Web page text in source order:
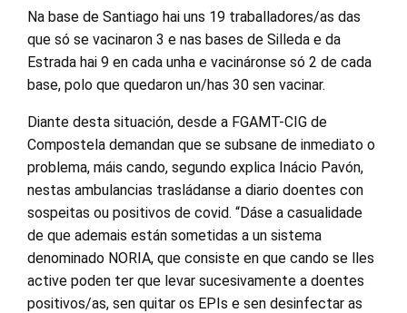
Na base de Santiago hai uns 19 traballadores/as das
que só se vacinaron 3 e nas bases de Silleda e da
Estrada hai 9 en cada unha e vacináronse só 2 de cada
base, polo que quedaron un/has 30 sen vacinar.
Diante desta situación, desde a FGAMT-CIG de
Compostela demandan que se subsane de inmediato o
problema, máis cando, segundo explica Inácio Pavón,
nestas ambulancias trasládanse a diario doentes con
sospeitas ou positivos de covid. “Dáse a casualidade
de que ademais están sometidas a un sistema
denominado NORIA, que consiste en que cando se lles
active poden ter que levar sucesivamente a doentes
positivos/as, sen quitar os EPIs e sen desinfectar as